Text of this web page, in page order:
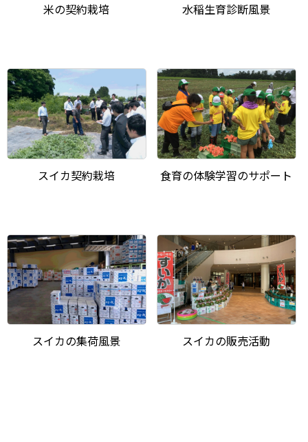
米の契約栽培 水稲生育診断風景
スイカ契約栽培 食育の体験学習のサポート
スイカの集荷風景 スイカの販売活動